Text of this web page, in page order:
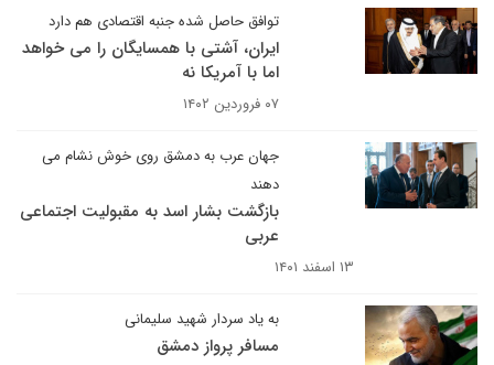
توافق حاصل شده جنبه اقتصادی هم دارد
ایران، آشتی با همسایگان را می خواهد
اما با آمریکا نه
۰۷ فروردین ۱۴۰۲
جهان عرب به دمشق روی خوش نشام می
دهند
بازگشت بشار اسد به مقبولیت اجتماعی
عربی
۱۳ اسفند ۱۴۰۱
به یاد سردار شهید سلیمانی
مسافر پرواز دمشق